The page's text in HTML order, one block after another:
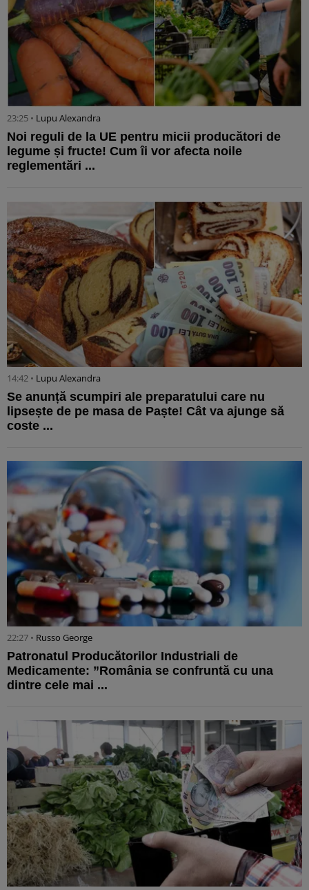
23:25 • Lupu Alexandra
Noi reguli de la UE pentru micii producători de
legume și fructe! Cum îi vor afecta noile
reglementări ...
14:42 • Lupu Alexandra
Se anunță scumpiri ale preparatului care nu
lipsește de pe masa de Paște! Cât va ajunge să
coste ...
22:27 • Russo George
Patronatul Producătorilor Industriali de
Medicamente: ”România se confruntă cu una
dintre cele mai ...